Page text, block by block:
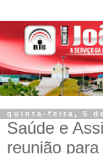
quinta-feira, 5
Saúde e
reunião